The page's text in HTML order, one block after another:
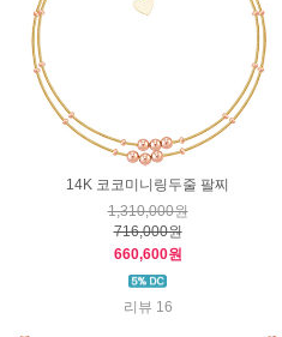
14K 코코미니링두줄 팔찌
1,310,000원
716,000원
660,600원
리뷰 16